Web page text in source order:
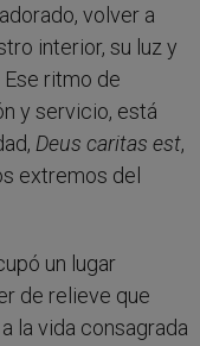
volver a
interior, su luz y
Ese ritmo de
y servicio, está
Deus caritas est,
extremos del
un lugar
de relieve que
la vida consagrada